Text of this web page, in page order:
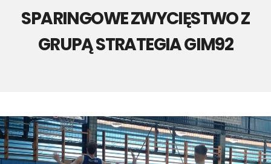
SPARINGOWE ZWYCIĘSTWO Z
GRUPĄ STRATEGIA GIM92